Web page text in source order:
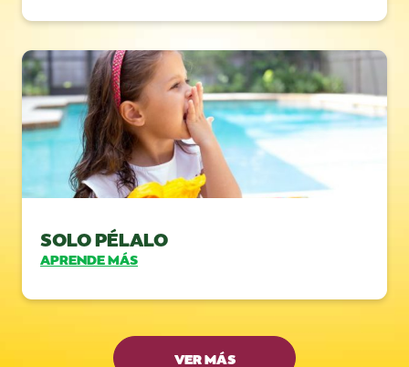
SOLO PÉLALO
APRENDE MÁS
VER MÁS